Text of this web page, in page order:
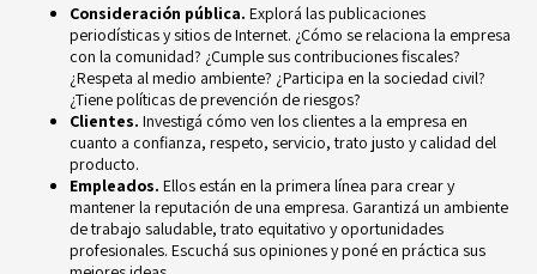
Consideración pública. Explorá las publicaciones
periodísticas y sitios de Internet. ¿Cómo se relaciona la empresa
con la comunidad? ¿Cumple sus contribuciones fiscales?
¿Respeta al medio ambiente? ¿Participa en la sociedad civil?
¿Tiene políticas deprevención de riesgos?
Clientes. Investigá cómo ven los clientes a la empresa en
cuanto a confianza, respeto, servicio, trato justo y calidad del
producto.
Empleados. Ellos están en la primera línea para crear y
mantener la reputación de una empresa. Garantizá un ambiente
de trabajo saludable, trato equitativo y oportunidades
profesionales. Escuchá sus opiniones y poné en práctica sus